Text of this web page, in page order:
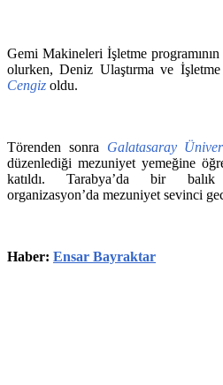
Gemi Makineleri İşletme
olurken, Deniz Ulaştırma ve İşletme
Cengiz oldu.
Törenden sonra Galatasaray
düzenlediği mezuniyet yemeğine
katıldı. Tarabya’da bir balık
organizasyon’da mezuniyet sevinci
Haber: Ensar Bayraktar